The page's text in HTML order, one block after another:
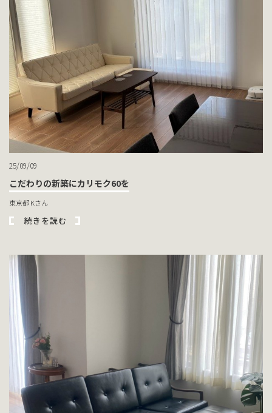
25/09/09
こだわりの新築にカリモク60を
東京都 Kさん
続きを読む